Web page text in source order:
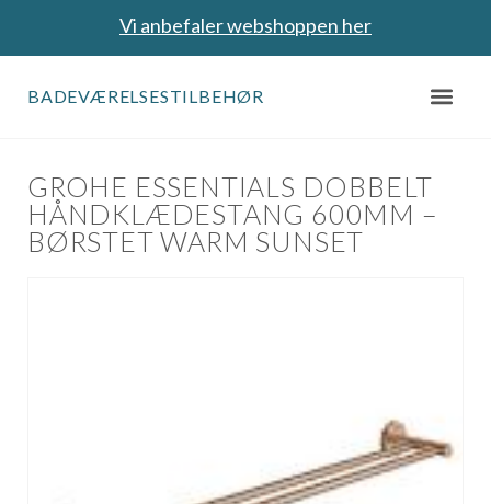
Vi anbefaler webshoppen her
BADEVÆRELSESTILBEHØR
GROHE ESSENTIALS DOBBELT
HÅNDKLÆDESTANG 600MM –
BØRSTET WARM SUNSET